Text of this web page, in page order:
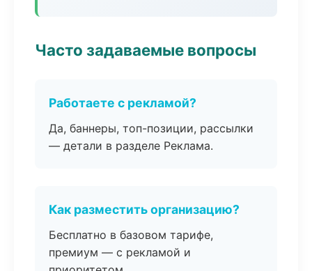
Часто задаваемые вопросы
Работаете с рекламой?
Да, баннеры, топ-позиции, рассылки
— детали в разделе Реклама.
Как разместить организацию?
Бесплатно в базовом тарифе,
премиум — с рекламой и